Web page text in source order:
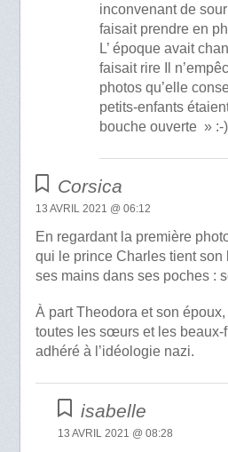
inconvenant de
faisait prendre en
L’ époque avait
faisait rire Il
photos qu’elle
petits-enfants
bouche ouverte » :-)
Corsica
13 AVRIL 2021 @ 06:12
En regardant la première
qui le prince Charles tient son
ses mains dans ses poches :
À part Theodora et son
toutes les sœurs et les beaux-
adhéré à l’idéologie nazi.
isabelle
13 AVRIL 2021 @ 08:28